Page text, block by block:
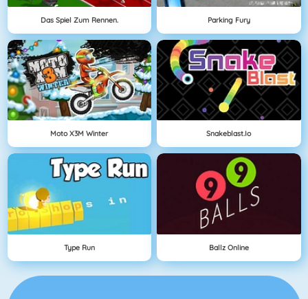
Das Spiel Zum Rennen. Parking Fury
Moto X3M Winter Snakeblast.io
Type Run Ballz Online